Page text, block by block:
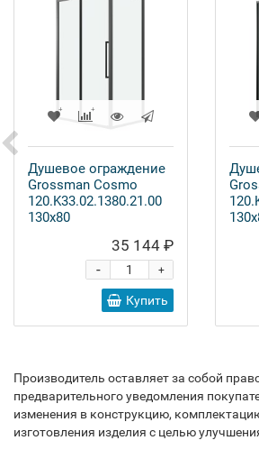
Душевое ограждение
Grossman Cosmo
120.K33.02.1380.21.00
130x80
35 144 ₽
+
-
Купить
Производитель оставляет за собой
предварительного уведомления
изменения в конструкцию,
изготовления изделия с целью